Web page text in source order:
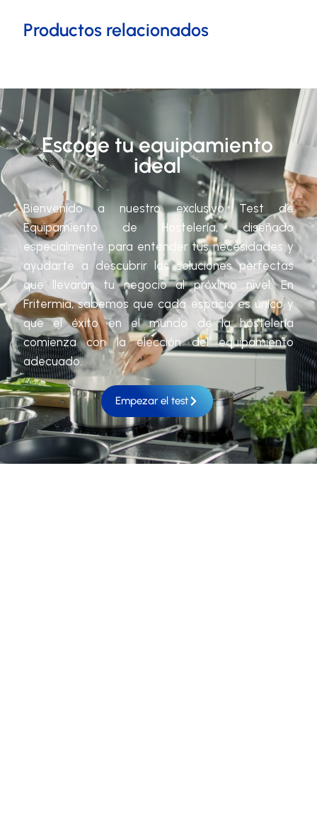
Productos relacionados
Escoge tu equipamiento
ideal
Bienvenido a nuestro exclusivo Test de
Equipamiento de Hostelería, diseñado
especialmente para entender tus necesidades y
ayudarte a descubrir las soluciones perfectas
que llevarán tu negocio al próximo nivel. En
Fritermia, sabemos que cada espacio es único y
que el éxito en el mundo de la hostelería
comienza con la elección del equipamiento
adecuado.
Empezar el test